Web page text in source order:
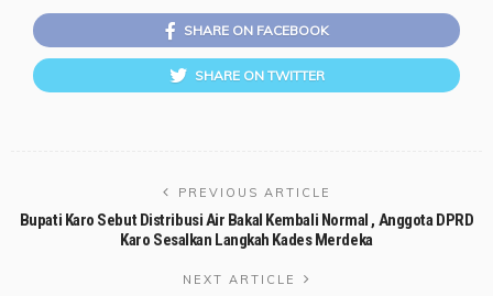
SHARE ON FACEBOOK
SHARE ON TWITTER
PREVIOUS ARTICLE
Bupati Karo Sebut Distribusi Air Bakal Kembali Normal , Anggota DPRD
Karo Sesalkan Langkah Kades Merdeka
NEXT ARTICLE